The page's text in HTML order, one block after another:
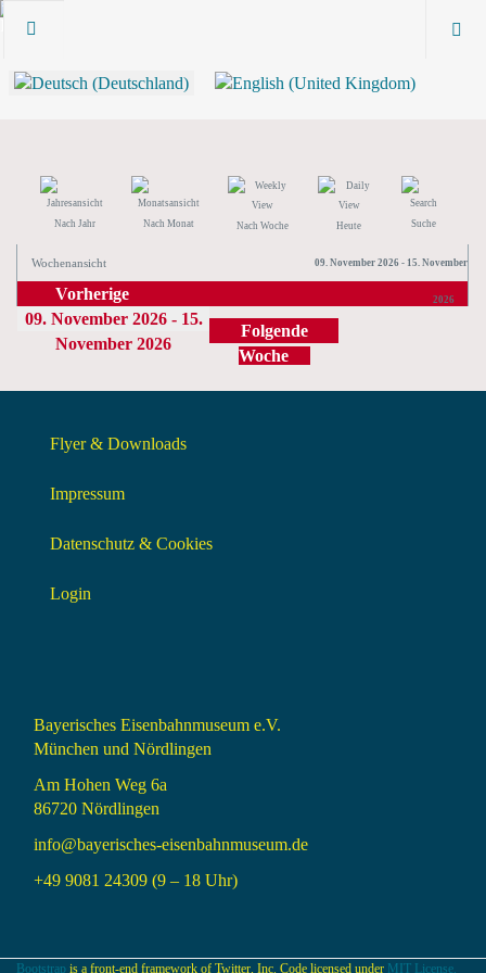
Nach Jahr Nach Monat Nach Woche Heute Suche
Wochenansicht 09. November 2026 - 15. November
2026
Vorherige
Woche
09. November 2026 - 15.
November 2026
Folgende
Woche
Flyer & Downloads
Impressum
Datenschutz & Cookies
Login
Bayerisches Eisenbahnmuseum e.V.
München und Nördlingen
Am Hohen Weg 6a
86720 Nördlingen
info@bayerisches-eisenbahnmuseum.de
+49 9081 24309 (9 – 18 Uhr)
Bootstrap is a front-end framework of Twitter, Inc. Code licensed under MIT License.